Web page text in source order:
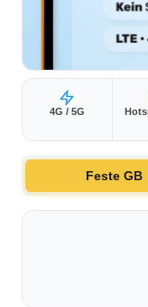
4G / 5G
Feste GB